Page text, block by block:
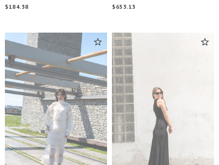
$184.38
$653.13